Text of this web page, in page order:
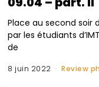
Place au second soir
par les étudiants
de
8 juin 2022 Review